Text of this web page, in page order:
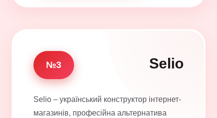
№3 Selio
Selio – український конструктор інтернет-
магазинів, професійна альтернатива